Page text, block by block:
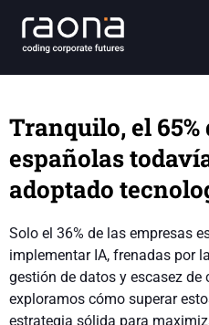
Tranquilo, el
españolas
adoptado
Solo el 36% de las empresas
implementar IA, frenadas por
gestión de datos y escasez de
exploramos cómo superar
estrategia sólida para